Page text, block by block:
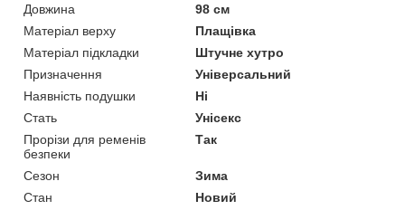
Довжина
98 см
Матеріал верху
Плащівка
Матеріал підкладки
Штучне хутро
Призначення
Універсальний
Наявність подушки
Ні
Стать
Унісекс
Прорізи для ременів
безпеки
Так
Сезон
Зима
Стан
Новий